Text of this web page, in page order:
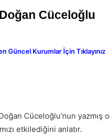
Cüceloğlu
Güncel Kurumlar İçin Tıklayınız
Cüceloğlu’nun yazmış
etkilediğini anlatır.